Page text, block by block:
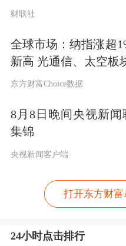
财联社
全球市场：纳指涨超
新高 光通信、太空板
东方财富Choice数据
8月8日晚间央视新闻
集锦
央视新闻客户端
打开东方财富
24小时点击排行